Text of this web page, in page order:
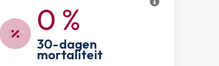
0 %
30-dagen
mortaliteit